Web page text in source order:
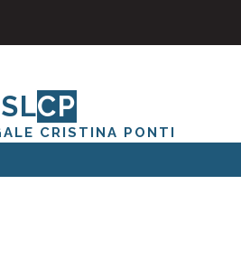
SLCP
CRISTINA PONTI